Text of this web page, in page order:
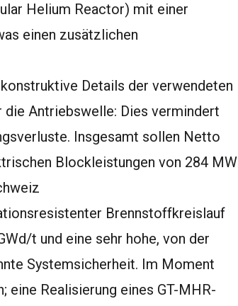
Helium Reactor) mit einer
einen zusätzlichen
Details der verwendeten
Antriebswelle: Dies vermindert
Insgesamt sollen Netto
Blockleistungen von 284 MW
Brennstoffkreislauf
t und eine sehr hohe, von der
Systemsicherheit. Im Moment
eine Realisierung eines GT-MHR-